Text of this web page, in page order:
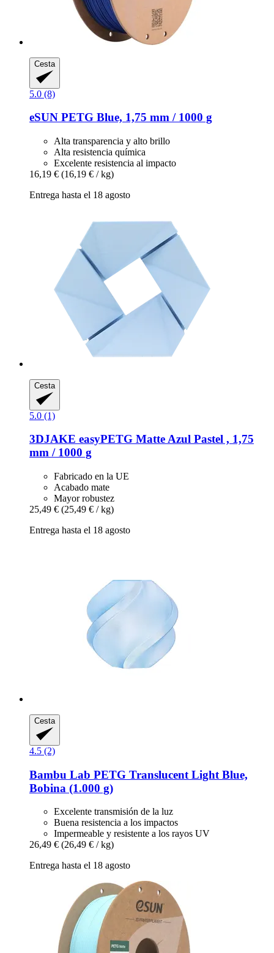
Cesta
5.0 (8)
eSUN PETG Blue, 1,75 mm / 1000 g
Alta transparencia y alto brillo
Alta resistencia química
Excelente resistencia al impacto
16,19 € (16,19 € / kg)
Entrega hasta el 18 agosto
Cesta
5.0 (1)
3DJAKE easyPETG Matte Azul Pastel , 1,75
mm / 1000 g
Fabricado en la UE
Acabado mate
Mayor robustez
25,49 € (25,49 € / kg)
Entrega hasta el 18 agosto
Cesta
4.5 (2)
Bambu Lab PETG Translucent Light Blue,
Bobina (1.000 g)
Excelente transmisión de la luz
Buena resistencia a los impactos
Impermeable y resistente a los rayos UV
26,49 € (26,49 € / kg)
Entrega hasta el 18 agosto